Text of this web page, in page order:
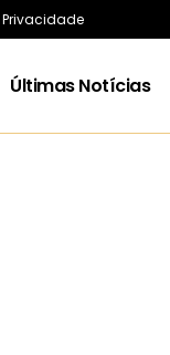
Últimas Notícias